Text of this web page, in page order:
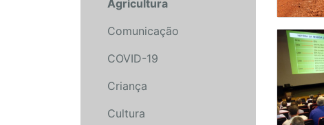
Agricultura
Comunicação
COVID-19
Criança
Cultura